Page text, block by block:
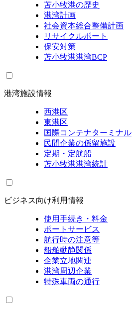
苫小牧港の歴史
港湾計画
社会資本総合整備計画
リサイクルポート
保安対策
苫小牧港港湾BCP
港湾施設情報
西港区
東港区
国際コンテナターミナル
民間企業の係留施設
定期・定航船
苫小牧港港湾統計
ビジネス向け利用情報
使用手続き・料金
ポートサービス
航行時の注意等
船舶動静関係
企業立地関連
港湾周辺企業
特殊車両の通行